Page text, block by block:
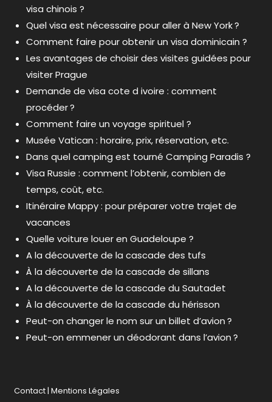
visa chinois ?
Quel visa est nécessaire pour aller à New York ?
Comment faire pour obtenir un visa dominicain ?
Les avantages de choisir des visites guidées pour
visiter Prague
Demande de visa cote d ivoire : comment
procéder ?
Comment faire un voyage spirituel ?
Musée Vatican : horaire, prix, réservation, etc.
Dans quel camping est tourné Camping Paradis ?
Visa Russie : comment l’obtenir, combien de
temps, coût, etc.
Itinéraire Mappy : pour préparer votre trajet de
vacances
Quelle voiture louer en Guadeloupe ?
A la découverte de la cascade des tufs
À la découverte de la cascade de sillans
A la découverte de la cascade du Sautadet
À la découverte de la cascade du hérisson
Peut-on changer le nom sur un billet d’avion ?
Peut-on emmener un déodorant dans l’avion ?
Contact|Mentions Légales